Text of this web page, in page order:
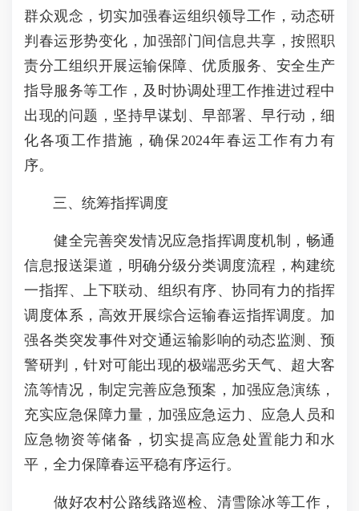
群众观念，切实加强春运组织领导工作，动态研
判春运形势变化，加强部门间信息共享，按照职
责分工组织开展运输保障、优质服务、安全生产
指导服务等工作，及时协调处理工作推进过程中
出现的问题，坚持早谋划、早部署、早行动，细
化各项工作措施，确保2024年春运工作有力有
序。
三、统筹指挥调度
健全完善突发情况应急指挥调度机制，畅通
信息报送渠道，明确分级分类调度流程，构建统
一指挥、上下联动、组织有序、协同有力的指挥
调度体系，高效开展综合运输春运指挥调度。加
强各类突发事件对交通运输影响的动态监测、预
警研判，针对可能出现的极端恶劣天气、超大客
流等情况，制定完善应急预案，加强应急演练，
充实应急保障力量，加强应急运力、应急人员和
应急物资等储备，切实提高应急处置能力和水
平，全力保障春运平稳有序运行。
做好农村公路线路巡检、清雪除冰等工作，